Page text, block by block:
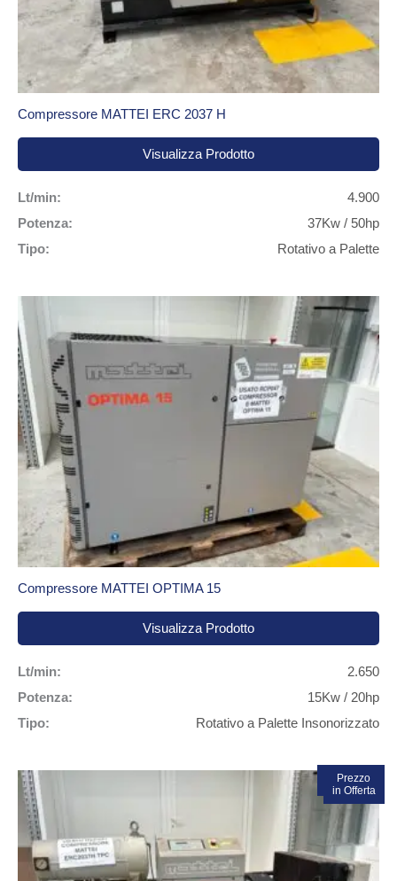
Compressore MATTEI ERC 2037 H
Visualizza Prodotto
Lt/min:
4.900
Potenza:
37Kw / 50hp
Tipo:
Rotativo a Palette
Compressore MATTEI OPTIMA 15
Visualizza Prodotto
Lt/min:
2.650
Potenza:
15Kw / 20hp
Tipo:
Rotativo a Palette Insonorizzato
In vendita!
Prezzo
in Offerta